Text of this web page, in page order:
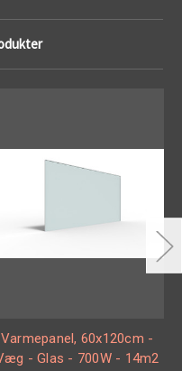
Varmepanel, 60x120cm -
- Glas - 700W - 14m2